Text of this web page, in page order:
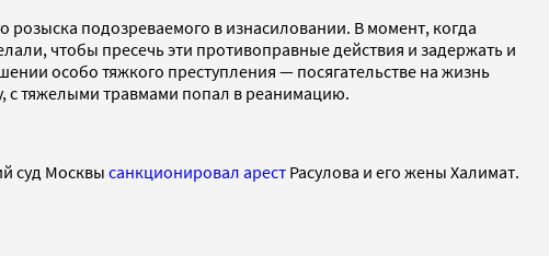
розыска подозреваемого в изнасиловании. В момент, когда
чтобы пресечь эти противоправные действия и задержать и
особо тяжкого преступления — посягательстве на жизнь
с тяжелыми травмами попал в реанимацию.
суд Москвы санкционировал арест Расулова и его жены Халимат.